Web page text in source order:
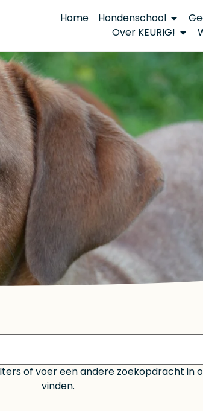
Home Hondenschool
Over KEURIG!
of voer een andere zoekopdracht in
vinden.